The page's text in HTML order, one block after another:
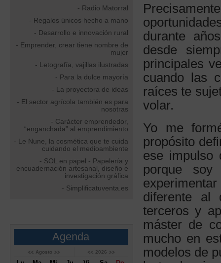
- Radio Matorral
- Regalos únicos hecho a mano
- Desarrollo e innovación rural
- Emprender, crear tiene nombre de
mujer
- Letografía, vajillas ilustradas
- Para la dulce mayoría
- La proyectora de ideas
- El sector agrícola también es para
nosotras
- Carácter emprendedor,
“enganchada” al emprendimiento
- Le Nune, la cosmética que te cuida
cuidando el medioambiente
- SOL en papel - Papelería y
encuadernación artesanal, diseño e
investigación gráfica
- Simplificatuventa.es
Agenda
Agosto 2026
durante
desde
principales
cuando las
raíces te
volar.
Yo me
propósito
ese impulso
porque
diferente al
terceros y
máster de
mucho en
modelos de